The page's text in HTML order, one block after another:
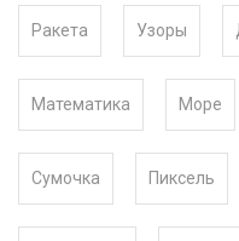
Ракета Узоры
Математика Море
Сумочка Пиксель